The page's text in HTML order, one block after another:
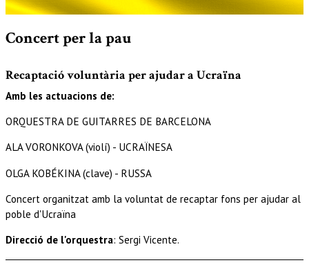
Concert per la pau
Recaptació voluntària per ajudar a Ucraïna
Amb les actuacions de:
ORQUESTRA DE GUITARRES DE BARCELONA
ALA VORONKOVA (violí) - UCRAÏNESA
OLGA KOBÉKINA (clave) - RUSSA
Concert organitzat amb la voluntat de recaptar fons per ajudar al
poble d'Ucraïna
Direcció de l'orquestra: Sergi Vicente.